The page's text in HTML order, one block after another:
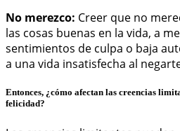
No merezco: Creer que no
las cosas buenas en la vida, a
sentimientos de culpa o baja
a una vida insatisfecha al
Entonces, ¿cómo afectan las creencias
felicidad?